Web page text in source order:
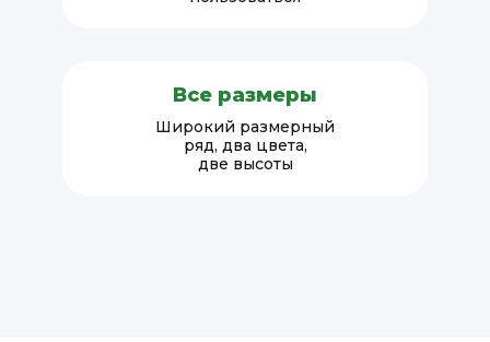
Все размеры
Широкий размерный
ряд, два цвета,
две высоты